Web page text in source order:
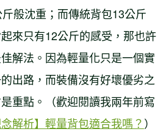
般沈重；而傳統背包13公斤
來只有12公斤的感受，那也許
解法。因為輕量化只是一個實
出路，而裝備沒有好壞優劣之
重點。（歡迎閱讀我兩年前寫
念解析】輕量背包適合我嗎？）